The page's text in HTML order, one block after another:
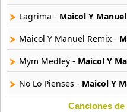
Arcangel Y De La Ghetto
101 músicas online
Arthur
4 músicas online
Asesino
21 músicas online
Lagrima - Maicol Y Manuel
Maicol Y Manuel Remix -
Mym Medley - Maicol Y
No Lo Pienses - Maicol Y
Maicol Y
Canciones